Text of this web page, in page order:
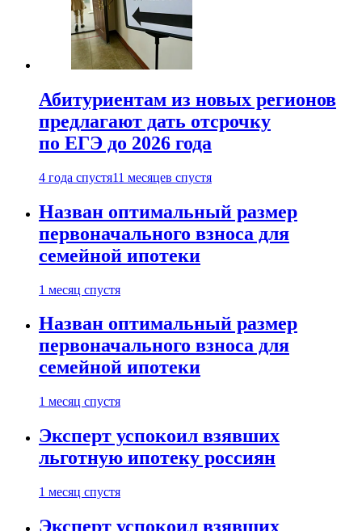
Абитуриентам из новых регионов
предлагают дать отсрочку
по ЕГЭ до 2026 года
4 года спустя11 месяцев спустя
Назван оптимальный размер
первоначального взноса для
семейной ипотеки
1 месяц спустя
Назван оптимальный размер
первоначального взноса для
семейной ипотеки
1 месяц спустя
Эксперт успокоил взявших
льготную ипотеку россиян
1 месяц спустя
Эксперт успокоил взявших